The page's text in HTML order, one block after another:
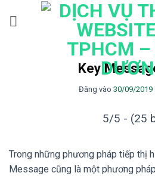
Key
Đăng vào 30/09/2019
5/5 - (25
Trong những phương pháp tiếp thị
Message cũng là một phương